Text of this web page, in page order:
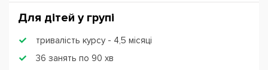
Для дітей у групі
тривалість курсу - 4,5 місяці
36 занять по 90 хв